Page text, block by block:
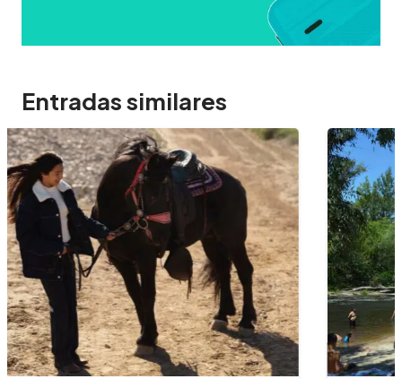
Entradas similares